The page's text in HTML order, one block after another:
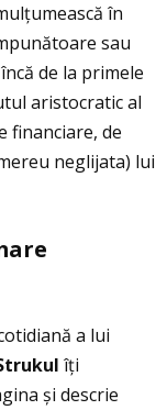
în
sau
de la primele
aristocratic al
financiare, de
neglijata) lui
a lui
îţi
și descrie